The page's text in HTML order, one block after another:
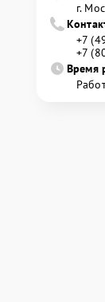
г.
+7
+7
Время